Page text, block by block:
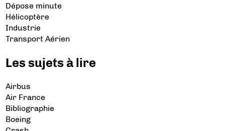
Dépose minute
Hélicoptère
Industrie
Transport Aérien
Les sujets à lire
Airbus
Air France
Bibliographie
Boeing